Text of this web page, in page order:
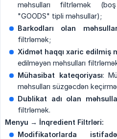
məhsulları filtrləmək
"GOODS" tipli məhsullar);
Barkodları olan
filtrləmək;
Xidmət haqqı xaric edilmiş
edilməyən məhsulları
Mühasibat kateqoriyası:
məhsulları süzgəcdən
Dublikat adı olan
filtrləmək.
Menyu → İnqredient Filtrləri:
Modifikatorlarda